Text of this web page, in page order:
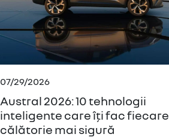
07/29/2026
Austral 2026: 10 tehnologii
inteligente care îți fac fiecare
călătorie mai sigură